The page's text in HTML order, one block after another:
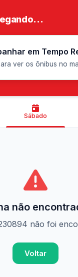
em Tempo
ver os ônibus no
Sábado
não
não foi
Voltar